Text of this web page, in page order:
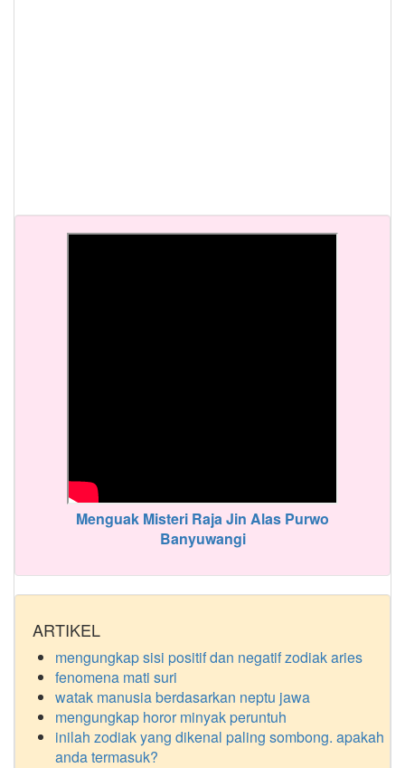
Menguak Misteri Raja Jin Alas Purwo
Banyuwangi
ARTIKEL
mengungkap sisi positif dan negatif zodiak aries
fenomena mati suri
watak manusia berdasarkan neptu jawa
mengungkap horor minyak peruntuh
inilah zodiak yang dikenal paling sombong. apakah
anda termasuk?